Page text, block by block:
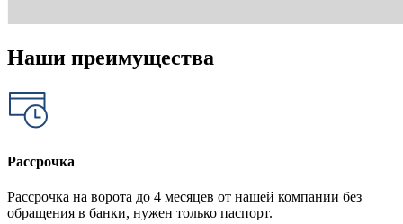
Наши преимущества
Рассрочка
Рассрочка на ворота до 4 месяцев от нашей компании без
обращения в банки, нужен только паспорт.